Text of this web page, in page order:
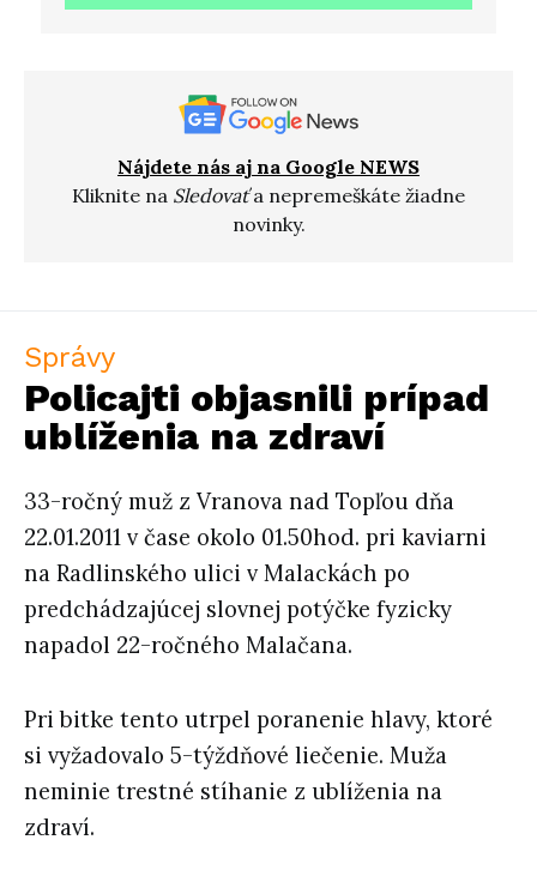
Nájdete nás aj na Google NEWS
Kliknite na Sledovaťa nepremeškáte žiadne
novinky.
Správy
Policajti objasnili prípad
ublíženia na zdraví
33-ročný muž z Vranova nad Topľou dňa
22.01.2011 v čase okolo 01.50hod. pri kaviarni
na Radlinského ulici v Malackách po
predchádzajúcej slovnej potýčke fyzicky
napadol 22-ročného Malačana.
Pri bitke tento utrpel poranenie hlavy, ktoré
si vyžadovalo 5-týždňové liečenie. Muža
neminie trestné stíhanie z ublíženia na
zdraví.